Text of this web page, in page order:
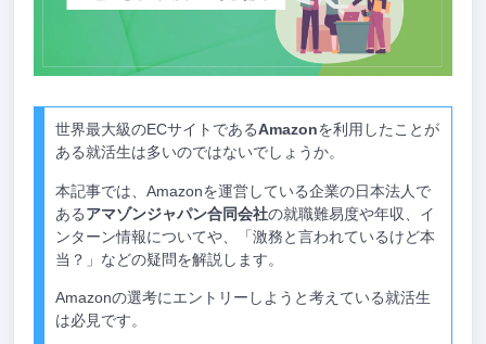
世界最大級のECサイトであるAmazonを利用したことが
ある就活生は多いのではないでしょうか。
本記事では、Amazonを運営している企業の日本法人で
あるアマゾンジャパン合同会社の就職難易度や年収、イ
ンターン情報についてや、「激務と言われているけど本
当？」などの疑問を解説します。
Amazonの選考にエントリーしようと考えている就活生
は必見です。